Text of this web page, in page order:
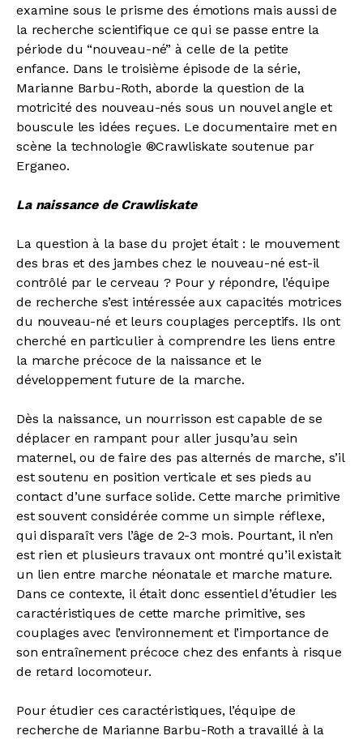
examine sous le prisme des émotions mais aussi de
la recherche scientifique ce qui se passe entre la
période du “nouveau-né” à celle de la petite
enfance. Dans le troisième épisode de la série,
Marianne Barbu-Roth, aborde la question de la
motricité des nouveau-nés sous un nouvel angle et
bouscule les idées reçues. Le documentaire met en
scène la technologie ®Crawliskate soutenue par
Erganeo.
La naissance de Crawliskate
La question à la base du projet était : le mouvement
des bras et des jambes chez le nouveau-né est-il
contrôlé par le cerveau ? Pour y répondre, l’équipe
de recherche s’est intéressée aux capacités motrices
du nouveau-né et leurs couplages perceptifs. Ils ont
cherché en particulier à comprendre les liens entre
la marche précoce de la naissance et le
développement future de la marche.
Dès la naissance, un nourrisson est capable de se
déplacer en rampant pour aller jusqu’au sein
maternel, ou de faire des pas alternés de marche, s’il
est soutenu en position verticale et ses pieds au
contact d’une surface solide. Cette marche primitive
est souvent considérée comme un simple réflexe,
qui disparaît vers l’âge de 2-3 mois. Pourtant, il n’en
est rien et plusieurs travaux ont montré qu’il existait
un lien entre marche néonatale et marche mature.
Dans ce contexte, il était donc essentiel d’étudier les
caractéristiques de cette marche primitive, ses
couplages avec l’environnement et l’importance de
son entraînement précoce chez des enfants à risque
de retard locomoteur.
Pour étudier ces caractéristiques, l’équipe de
recherche de Marianne Barbu-Roth a travaillé à la